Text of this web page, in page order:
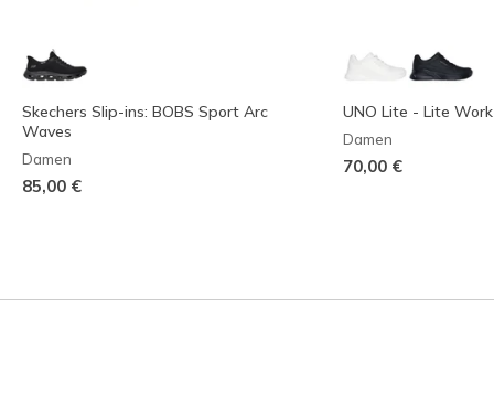
Skechers Slip-ins: BOBS Sport Arc
Waves
Damen
85,00 €
UNO Lite - Lite Work
Damen
70,00 €